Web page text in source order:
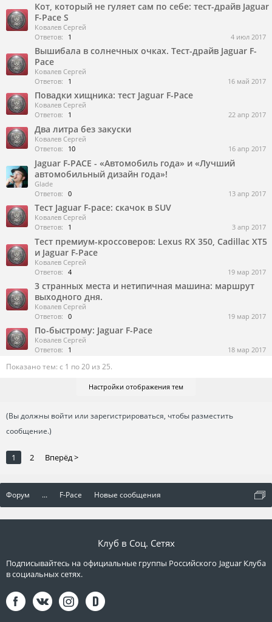
Кот, который не гуляет сам по себе: тест-драйв Jaguar
F-Pace S
Ковалев Сергей
Ответов:
1 4 июл 2017
Вышибала в солнечных очках. Тест-драйв Jaguar F-
Pace
Ковалев Сергей
Ответов:
1 16 май 2017
Повадки хищника: тест Jaguar F-Pace
Ковалев Сергей
Ответов:
1 22 апр 2017
Два литра без закуски
Ковалев Сергей
Ответов:
10 16 апр 2017
Jaguar F-PACE - «Автомобиль года» и «Лучший
автомобильный дизайн года»!
Glade
Ответов: 0 13 апр 2017
Тест Jaguar F-pace: скачок в SUV
Ковалев Сергей
Ответов:
1 3 апр 2017
Тест премиум-кроссоверов: Lexus RX 350, Cadillac XT5
и Jaguar F-Pace
Ковалев Сергей
Ответов: 4 19 мар 2017
3 странных места и нетипичная машина: маршрут
выходного дня.
Ковалев Сергей
Ответов: 0 19 мар 2017
По-быстрому: Jaguar F-Pace
Ковалев Сергей
Ответов:
1 18 мар 2017
Показано тем: с 1 по 20 из 25.
Настройки отображения тем
(Вы должны войти или зарегистрироваться, чтобы разместить
сообщение.)
1 2 Вперёд >
Форум ... F-Pace Новые сообщения
Клуб в Соц. Сетях
Подписывайтесь на официальные группы Российского Jaguar Клуба
в социальных сетях.